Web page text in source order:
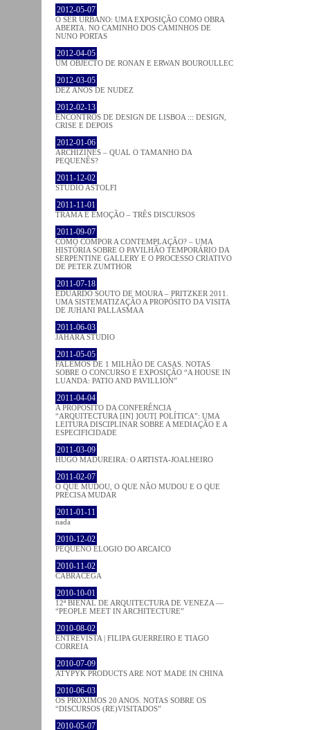
2012-05-07
O SER URBANO: UMA EXPOSIÇÃO COMO OBRA
ABERTA. NO CAMINHO DOS CAMINHOS DE
NUNO PORTAS
2012-04-05
UM OBJECTO DE RONAN E ERWAN BOUROULLEC
2012-03-05
DEZ ANOS DE NUDEZ
2012-02-13
ENCONTROS DE DESIGN DE LISBOA ::: DESIGN,
CRISE E DEPOIS
2012-01-06
ARCHIZINES – QUAL O TAMANHO DA
PEQUENÊS?
2011-12-02
STUDIO ASTOLFI
2011-11-01
TRAMA E EMOÇÃO – TRÊS DISCURSOS
2011-09-07
COMO COMPOR A CONTEMPLAÇÃO? – UMA
HISTÓRIA SOBRE O PAVILHÃO TEMPORÁRIO DA
SERPENTINE GALLERY E O PROCESSO CRIATIVO
DE PETER ZUMTHOR
2011-07-18
EDUARDO SOUTO DE MOURA – PRITZKER 2011.
UMA SISTEMATIZAÇÃO A PROPÓSITO DA VISITA
DE JUHANI PALLASMAA
2011-06-03
JAHARA STUDIO
2011-05-05
FALEMOS DE 1 MILHÃO DE CASAS. NOTAS
SOBRE O CONCURSO E EXPOSIÇÃO “A HOUSE IN
LUANDA: PATIO AND PAVILLION”
2011-04-04
A PROPÓSITO DA CONFERÊNCIA
“ARQUITECTURA [IN] ]OUT[ POLÍTICA”: UMA
LEITURA DISCIPLINAR SOBRE A MEDIAÇÃO E A
ESPECIFICIDADE
2011-03-09
HUGO MADUREIRA: O ARTISTA-JOALHEIRO
2011-02-07
O QUE MUDOU, O QUE NÃO MUDOU E O QUE
PRECISA MUDAR
2011-01-11
nada
2010-12-02
PEQUENO ELOGIO DO ARCAICO
2010-11-02
CABRACEGA
2010-10-01
12ª BIENAL DE ARQUITECTURA DE VENEZA —
“PEOPLE MEET IN ARCHITECTURE”
2010-08-02
ENTREVISTA | FILIPA GUERREIRO E TIAGO
CORREIA
2010-07-09
ATYPYK PRODUCTS ARE NOT MADE IN CHINA
2010-06-03
OS PRÓXIMOS 20 ANOS. NOTAS SOBRE OS
“DISCURSOS (RE)VISITADOS”
2010-05-07